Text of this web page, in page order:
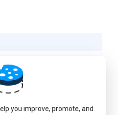
you improve, promote, and